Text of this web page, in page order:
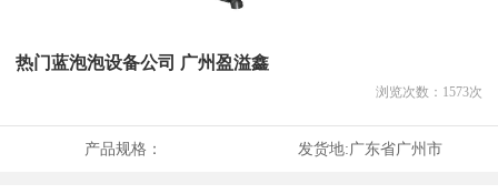
热门蓝泡泡设备公司 广州盈溢鑫
浏览次数： 1573次
产品规格： 发货地:广东省广州市